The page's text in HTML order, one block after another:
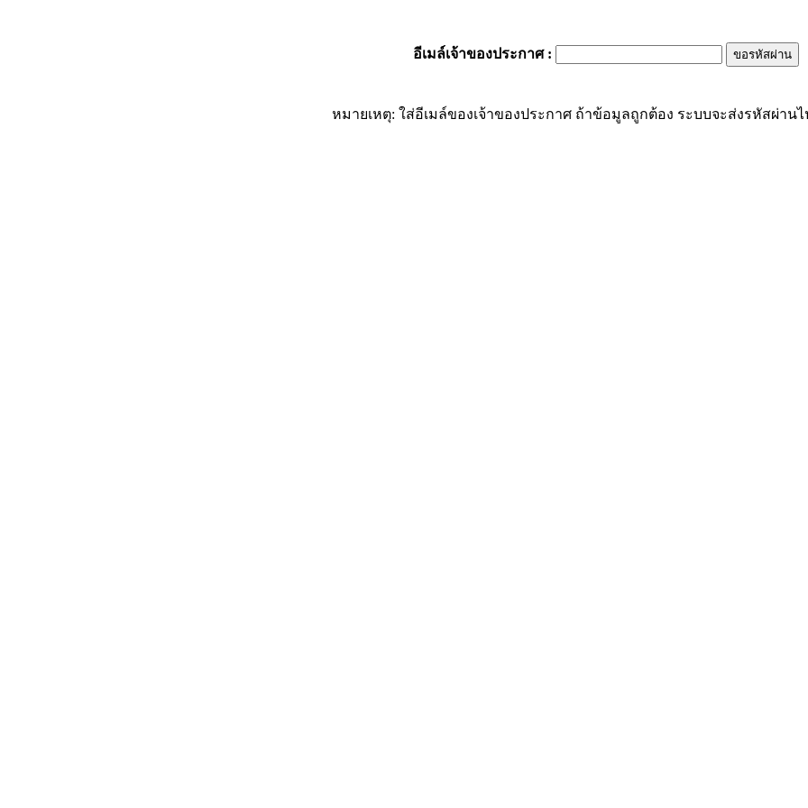
อีเมล์เจ้าของประกาศ:
หมายเหตุ: ใส่อีเมล์ของเจ้าของประกาศ ถ้าข้อมูลถูกต้อง ระบบจะส่งรหัสผ่าน